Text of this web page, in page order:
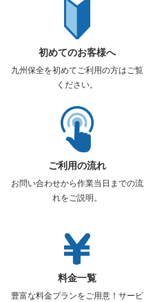
初めてのお客様へ
九州保全を初めてご利用の方はご覧
ください。
ご利用の流れ
お問い合わせから作業当日までの流
れをご説明。
料金一覧
豊富な料金プランをご用意！サービ